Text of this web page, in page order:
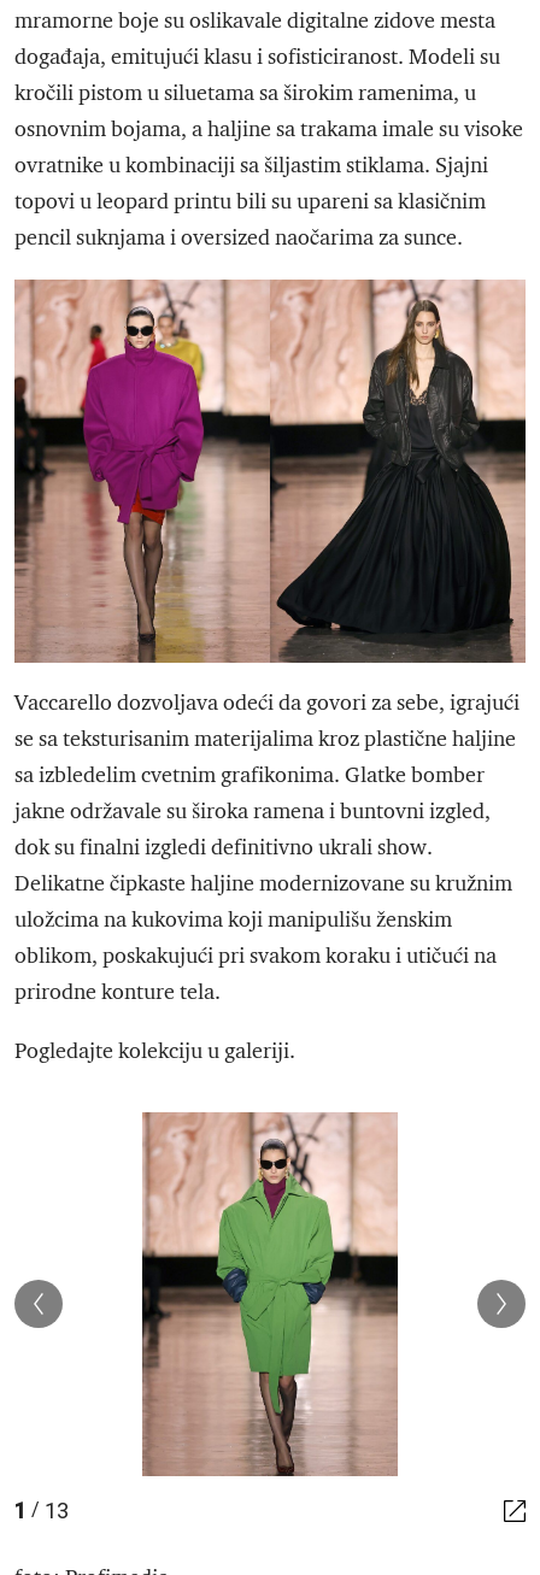
mramorne boje su oslikavale digitalne zidove mesta
događaja, emitujući klasu i sofisticiranost. Modeli su
kročili pistom u siluetama sa širokim ramenima, u
osnovnim bojama, a haljine sa trakama imale su visoke
ovratnike u kombinaciji sa šiljastim stiklama. Sjajni
topovi u leopard printu bili su upareni sa klasičnim
pencil suknjama i oversized naočarima za sunce.
Vaccarello dozvoljava odeći da govori za sebe, igrajući
se sa teksturisanim materijalima kroz plastične haljine
sa izbledelim cvetnim grafikonima. Glatke bomber
jakne održavale su široka ramena i buntovni izgled,
dok su finalni izgledi definitivno ukrali show.
Delikatne čipkaste haljine modernizovane su kružnim
uložcima na kukovima koji manipulišu ženskim
oblikom, poskakujući pri svakom koraku i utičući na
prirodne konture tela.
Pogledajte kolekciju u galeriji.
1 / 13